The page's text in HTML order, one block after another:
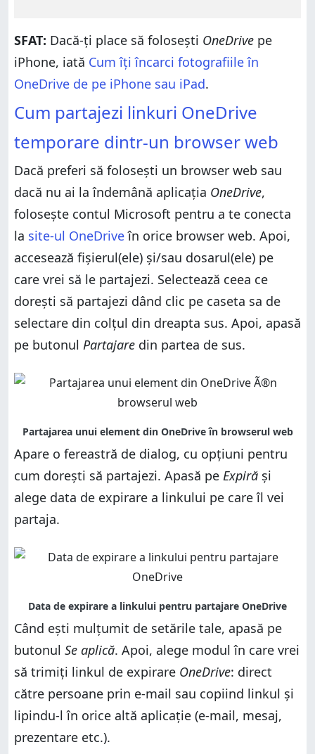
SFAT: Dacă-ți place să folosești OneDrive pe
iPhone, iată Cum îți încarci fotografiile în
OneDrive de pe iPhone sau iPad.
Cum partajezi linkuri OneDrive
temporare dintr-un browser web
Dacă preferi să folosești un browser web sau
dacă nu ai la îndemână aplicația OneDrive,
folosește contul Microsoft pentru a te conecta
la site-ul OneDriveîn orice browser web. Apoi,
accesează fișierul(ele) și/sau dosarul(ele) pe
care vrei să le partajezi. Selectează ceea ce
dorești să partajezi dând clic pe caseta sa de
selectare din colțul din dreapta sus. Apoi, apasă
pe butonul Partajare din partea de sus.
Apare o fereastră de dialog, cu opțiuni pentru
cum dorești să partajezi. Apasă pe Expiră și
alege data de expirare a linkului pe care îl vei
partaja.
Când ești mulțumit de setările tale, apasă pe
butonul Se aplică. Apoi, alege modul în care vrei
să trimiți linkul de expirare OneDrive: direct
către persoane prin e-mail sau copiind linkul și
lipindu-l în orice altă aplicație (e-mail, mesaj,
prezentare etc.).